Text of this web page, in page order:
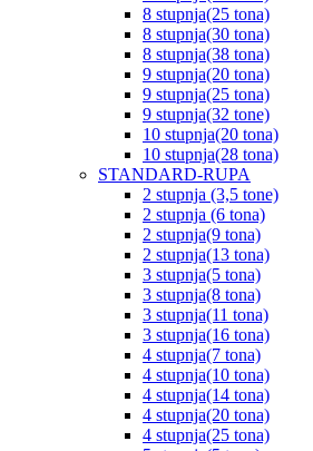
8 stupnja(25 tona)
8 stupnja(30 tona)
8 stupnja(38 tona)
9 stupnja(20 tona)
9 stupnja(25 tona)
9 stupnja(32 tone)
10 stupnja(20 tona)
10 stupnja(28 tona)
STANDARD-RUPA
2 stupnja (3,5 tone)
2 stupnja (6 tona)
2 stupnja(9 tona)
2 stupnja(13 tona)
3 stupnja(5 tona)
3 stupnja(8 tona)
3 stupnja(11 tona)
3 stupnja(16 tona)
4 stupnja(7 tona)
4 stupnja(10 tona)
4 stupnja(14 tona)
4 stupnja(20 tona)
4 stupnja(25 tona)